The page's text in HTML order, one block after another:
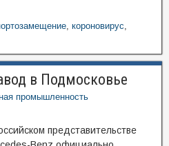
, короновирус,
в Подмосковье
промышленность
представительстве